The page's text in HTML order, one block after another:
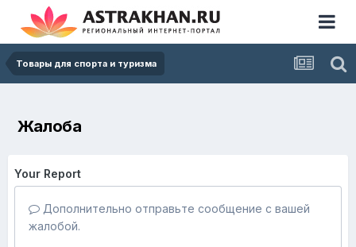
Товары для спорта и туризма
Жалоба
Your Report
Дополнительно отправьте сообщение с вашей
жалобой.